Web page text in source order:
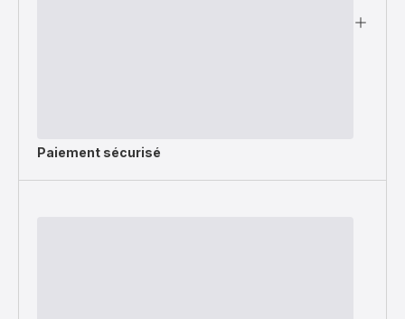
Paiement sécurisé